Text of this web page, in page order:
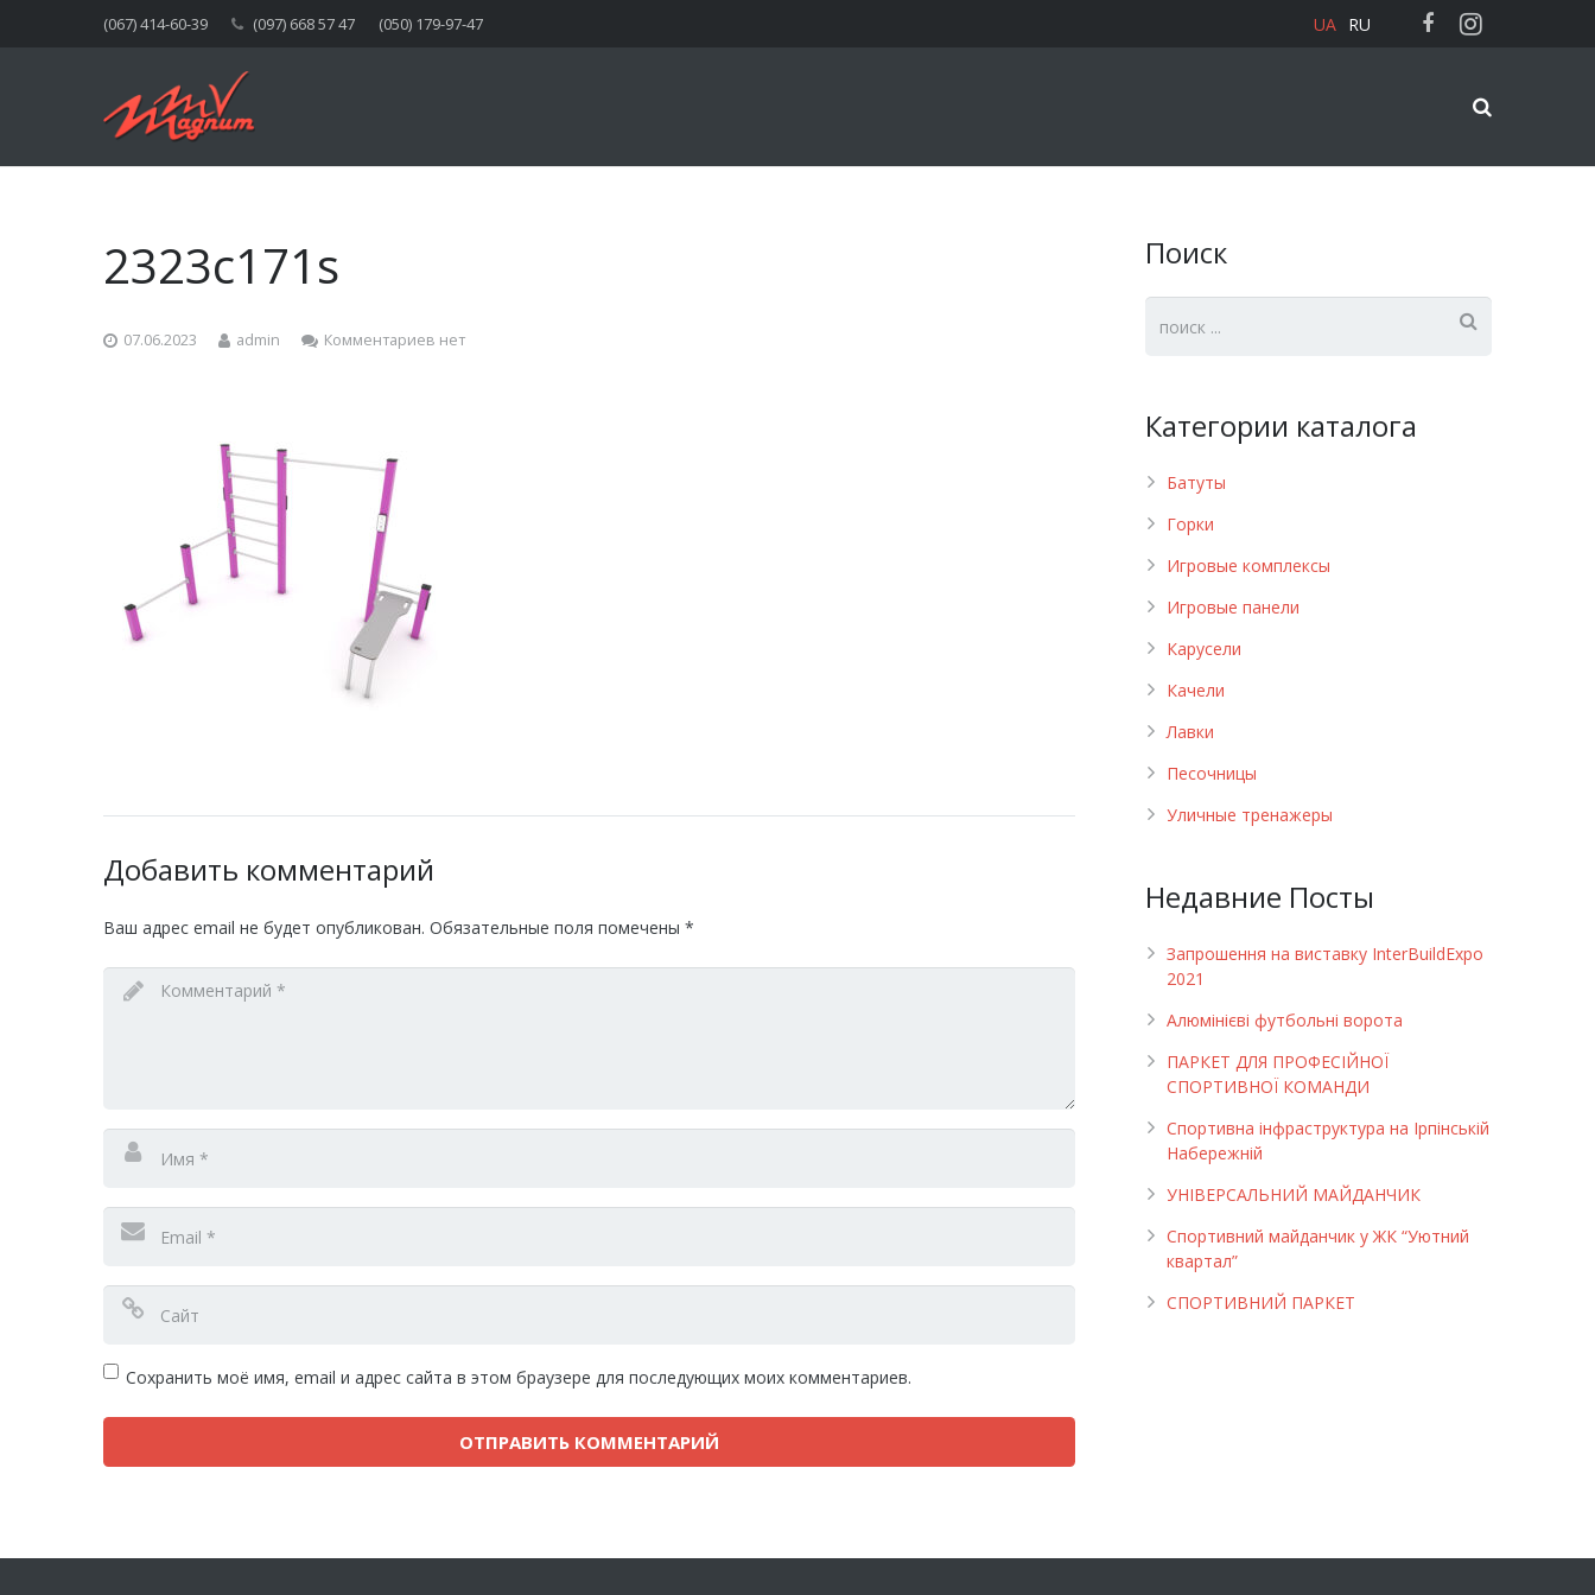
(067) 414-60-39 (097) 668 57 47 (050) 179-97-47 UA RU
2323c171s
07.06.2023 admin Комментариев нет
Добавить комментарий
Ваш адрес email не будет опубликован. Обязательные поля помечены *
Сохранить моё имя, email и адрес сайта в этом браузере для последующих моих комментариев.
Поиск
Категории каталога
Батуты
Горки
Игровые комплексы
Игровые панели
Карусели
Качели
Лавки
Песочницы
Уличные тренажеры
Недавние Посты
Запрошення на виставку InterBuildExpo
2021
Алюмінієві футбольні ворота
ПАРКЕТ ДЛЯ ПРОФЕСІЙНОЇ
СПОРТИВНОЇ КОМАНДИ
Спортивна інфраструктура на Ірпінській
Набережній
УНІВЕРСАЛЬНИЙ МАЙДАНЧИК
Cпортивний майданчик у ЖК “Уютний
квартал”
СПОРТИВНИЙ ПАРКЕТ